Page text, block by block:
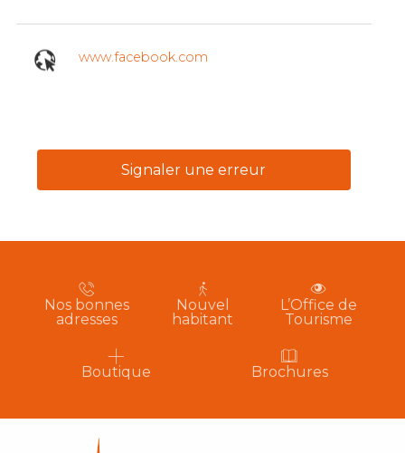
www.facebook.com
Signaler une erreur
Nos bonnes
adresses
Nouvel
habitant
L’Office de
Tourisme
Boutique Brochures